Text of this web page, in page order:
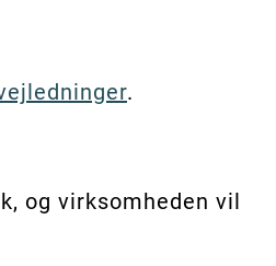
.
og virksomheden vil